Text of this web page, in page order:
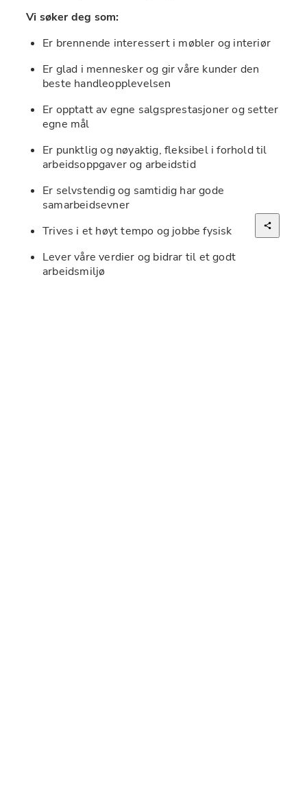
Vi søker deg som:
Er brennende interessert i møbler og interiør
Er glad i mennesker og gir våre kunder den
beste handleopplevelsen
Er opptatt av egne salgsprestasjoner og setter
egne mål
Er punktlig og nøyaktig, fleksibel i forhold til
arbeidsoppgaver og arbeidstid
Er selvstendig og samtidig har gode
samarbeidsevner
Trives i et høyt tempo og jobbe fysisk
Lever våre verdier og bidrar til et godt
arbeidsmiljø